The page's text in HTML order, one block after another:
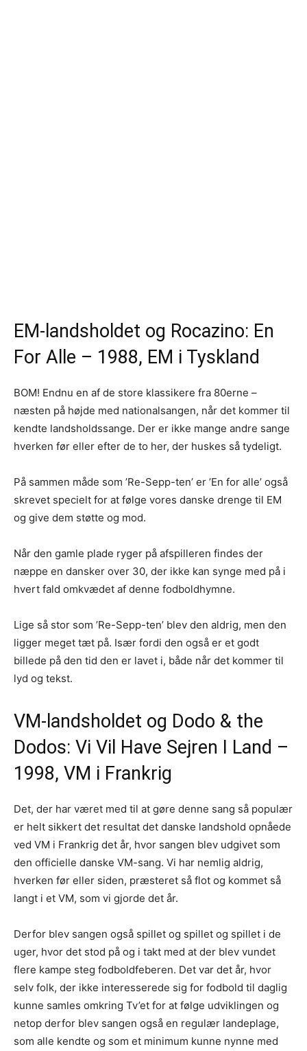
EM-landsholdet og Rocazino: En
For Alle – 1988, EM i Tyskland
BOM! Endnu en af de store klassikere fra 80erne –
næsten på højde med nationalsangen, når det kommer til
kendte landsholdssange. Der er ikke mange andre sange
hverken før eller efter de to her, der huskes så tydeligt.
På sammen måde som ’Re-Sepp-ten’ er ’En for alle’ også
skrevet specielt for at følge vores danske drenge til EM
og give dem støtte og mod.
Når den gamle plade ryger på afspilleren findes der
næppe en dansker over 30, der ikke kan synge med på i
hvert fald omkvædet af denne fodboldhymne.
Lige så stor som ’Re-Sepp-ten’ blev den aldrig, men den
ligger meget tæt på. Især fordi den også er et godt
billede på den tid den er lavet i, både når det kommer til
lyd og tekst.
VM-landsholdet og Dodo & the
Dodos: Vi Vil Have Sejren I Land –
1998, VM i Frankrig
Det, der har været med til at gøre denne sang så populær
er helt sikkert det resultat det danske landshold opnåede
ved VM i Frankrig det år, hvor sangen blev udgivet som
den officielle danske VM-sang. Vi har nemlig aldrig,
hverken før eller siden, præsteret så flot og kommet så
langt i et VM, som vi gjorde det år.
Derfor blev sangen også spillet og spillet og spillet i de
uger, hvor det stod på og i takt med at der blev vundet
flere kampe steg fodboldfeberen. Det var det år, hvor
selv folk, der ikke interesserede sig for fodbold til daglig
kunne samles omkring Tv’et for at følge udviklingen og
netop derfor blev sangen også en regulær landeplage,
som alle kendte og som et minimum kunne nynne med